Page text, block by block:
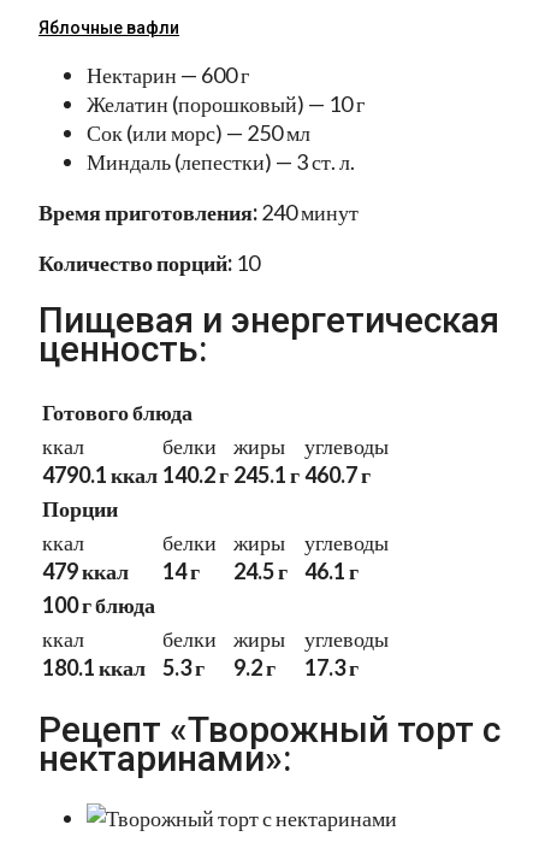
Яблочные вафли
Нектарин — 600 г
Желатин (порошковый) — 10 г
Сок (или морс) — 250 мл
Миндаль (лепестки) — 3 ст. л.
Время приготовления:240 минут
Количество порций: 10
Пищевая и энергетическая
ценность:
Готового блюда
ккал
4790.1 ккал
белки
140.2 г
жиры
245.1 г
углеводы
460.7 г
Порции
ккал
479 ккал
белки
14 г
жиры
24.5 г
углеводы
46.1 г
100 г блюда
ккал
180.1 ккал
белки
5.3 г
жиры
9.2 г
углеводы
17.3 г
Рецепт «Творожный торт с
нектаринами»: